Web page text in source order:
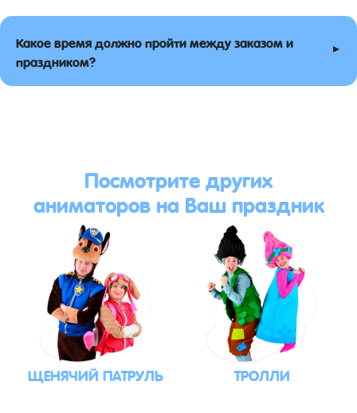
Какое время должно пройти между заказом и
праздником?
▸
Посмотрите других
аниматоров на Ваш праздник
ЩЕНЯЧИЙ ПАТРУЛЬ ТРОЛЛИ